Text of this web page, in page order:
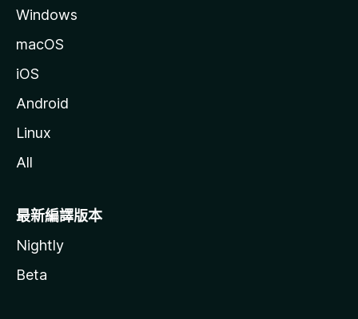
Windows
macOS
iOS
Android
Linux
All
最新編譯版本
Nightly
Beta